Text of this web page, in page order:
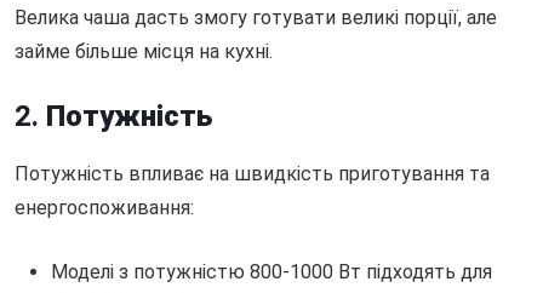
Велика чаша дасть змогу готувати великі порції, але
займе більше місця на кухні.
2. Потужність
Потужність впливає на швидкість приготування та
енергоспоживання:
Моделі з потужністю 800-1000 Вт підходять для